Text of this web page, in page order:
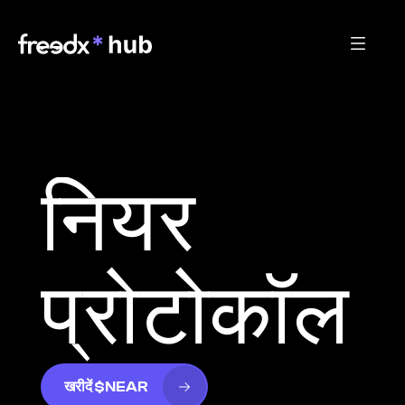
नियर
प्रोटोकॉल
खरीदें $NEAR